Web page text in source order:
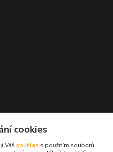
cookies
Váš souhlas s použitím souborů